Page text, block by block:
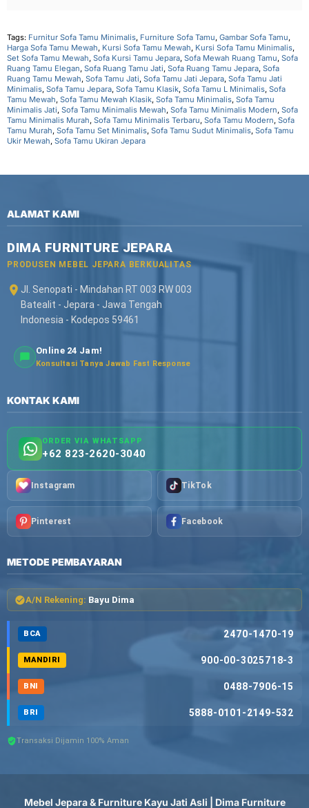
Tags: Furnitur Sofa Tamu Minimalis, Furniture Sofa Tamu, Gambar Sofa Tamu,
Harga Sofa Tamu Mewah, Kursi Sofa Tamu Mewah, Kursi Sofa Tamu Minimalis,
Set Sofa Tamu Mewah, Sofa Kursi Tamu Jepara, Sofa Mewah Ruang Tamu, Sofa
Ruang Tamu Elegan, Sofa Ruang Tamu Jati, Sofa Ruang Tamu Jepara, Sofa
Ruang Tamu Mewah, Sofa Tamu Jati, Sofa Tamu Jati Jepara, Sofa Tamu Jati
Minimalis, Sofa Tamu Jepara, Sofa Tamu Klasik, Sofa Tamu L Minimalis, Sofa
Tamu Mewah, Sofa Tamu Mewah Klasik, Sofa Tamu Minimalis, Sofa Tamu
Minimalis Jati, Sofa Tamu Minimalis Mewah, Sofa Tamu Minimalis Modern, Sofa
Tamu Minimalis Murah, Sofa Tamu Minimalis Terbaru, Sofa Tamu Modern, Sofa
Tamu Murah, Sofa Tamu Set Minimalis, Sofa Tamu Sudut Minimalis, Sofa Tamu
Ukir Mewah, Sofa Tamu Ukiran Jepara
ALAMAT KAMI
DIMA FURNITURE JEPARA
PRODUSEN MEBEL JEPARA BERKUALITAS
Jl. Senopati - Mindahan RT 003 RW 003
Batealit - Jepara - Jawa Tengah
Indonesia - Kodepos 59461
Online 24 Jam!
Konsultasi Tanya Jawab Fast Response
KONTAK KAMI
ORDER VIA WHATSAPP
+62 823-2620-3040
Instagram TikTok
Pinterest Facebook
METODE PEMBAYARAN
A/N Rekening: Bayu Dima
BCA 2470-1470-19
MANDIRI 900-00-3025718-3
BNI 0488-7906-15
BRI 5888-0101-2149-532
Transaksi Dijamin 100% Aman
Mebel Jepara & Furniture Kayu Jati Asli | Dima Furniture